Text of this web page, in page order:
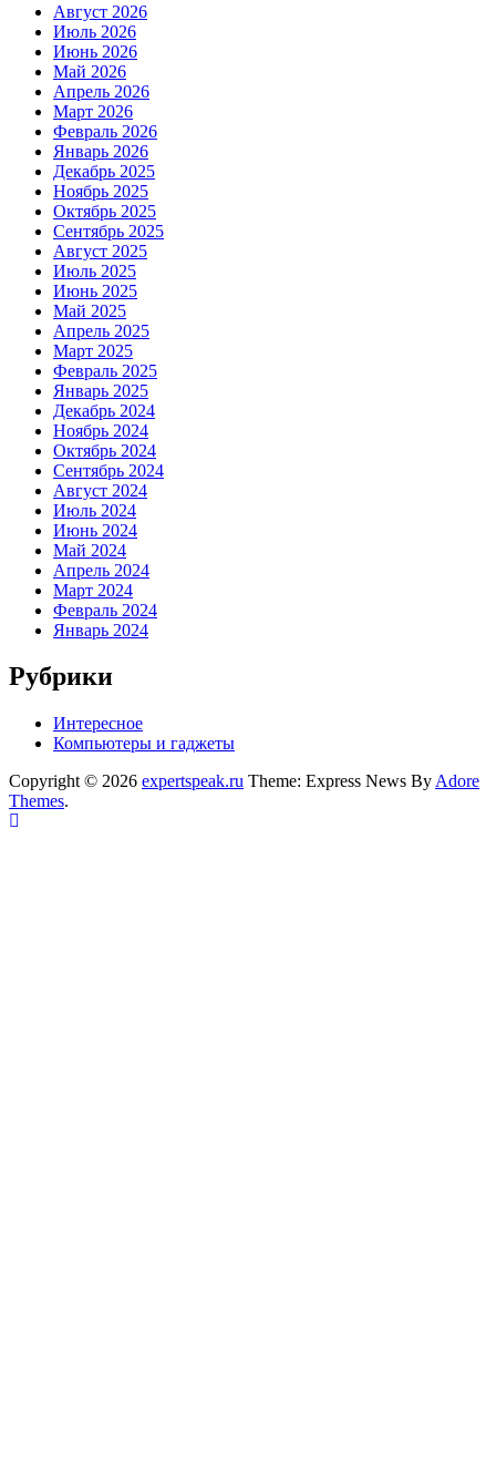
Август 2026
Июль 2026
Июнь 2026
Май 2026
Апрель 2026
Март 2026
Февраль 2026
Январь 2026
Декабрь 2025
Ноябрь 2025
Октябрь 2025
Сентябрь 2025
Август 2025
Июль 2025
Июнь 2025
Май 2025
Апрель 2025
Март 2025
Февраль 2025
Январь 2025
Декабрь 2024
Ноябрь 2024
Октябрь 2024
Сентябрь 2024
Август 2024
Июль 2024
Июнь 2024
Май 2024
Апрель 2024
Март 2024
Февраль 2024
Январь 2024
Рубрики
Интересное
Компьютеры и гаджеты
Copyright © 2026 expertspeak.ru Theme: Express News By Adore
Themes.